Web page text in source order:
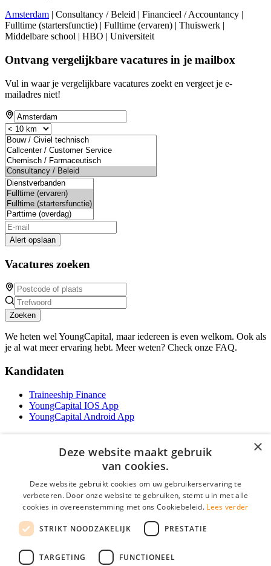
Amsterdam | Consultancy / Beleid | Financieel / Accountancy |
Fulltime (startersfunctie) | Fulltime (ervaren) | Thuiswerk |
Middelbare school | HBO | Universiteit
Ontvang vergelijkbare vacatures in je mailbox
Vul in waar je vergelijkbare vacatures zoekt en vergeet je e-
mailadres niet!
Alert opslaan
Vacatures zoeken
Zoeken
We heten wel YoungCapital, maar iedereen is even welkom. Ook als
je al wat meer ervaring hebt. Meer weten? Check onze FAQ.
Kandidaten
Traineeship Finance
YoungCapital IOS App
YoungCapital Android App
Contractvormen
Brochure aanvragen
Vacature aanmelden
Partners
Contact
Social
×
Deze website maakt gebruik
van cookies.
Deze website gebruikt cookies om uw gebruikerservaring te
verbeteren. Door onze website te gebruiken, stemt u in met alle
cookies in overeenstemming met ons Cookiebeleid. Lees verder
STRIKT NOODZAKELIJK PRESTATIE
TARGETING FUNCTIONEEL